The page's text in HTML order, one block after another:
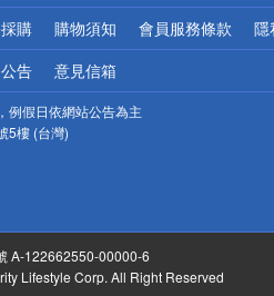
購 購物須知 會員服務條款 隱
告 意見信箱
例假日依網站公告為主
5樓 (台灣)
A-122662550-00000-6
Lifestyle Corp. All Right Reserved